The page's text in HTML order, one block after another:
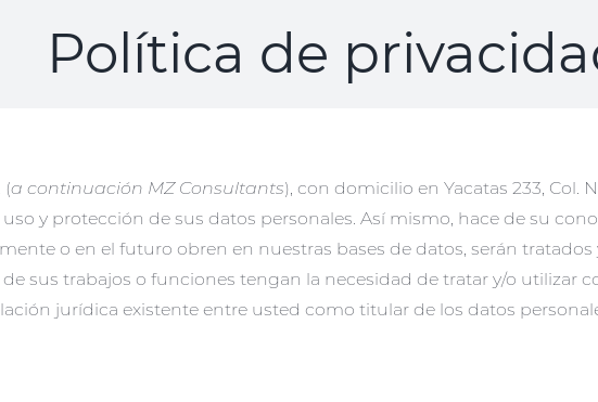
Política de
(a continuación MZ Consultants), con domicilio en Yacatas 233, Col.
uso y protección de sus datos personales. Así mismo, hace de su
o en el futuro obren en nuestras bases de datos, serán
sus trabajos o funciones tengan la necesidad de tratar y/o utilizar
jurídica existente entre usted como titular de los datos